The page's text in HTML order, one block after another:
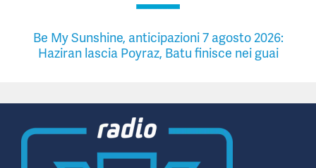
Be My Sunshine, anticipazioni 7 agosto 2026:
Haziran lascia Poyraz, Batu finisce nei guai